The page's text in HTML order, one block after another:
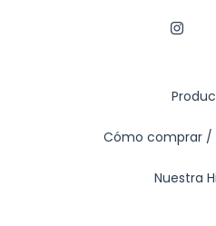
Cómo comprar /
Nuestra